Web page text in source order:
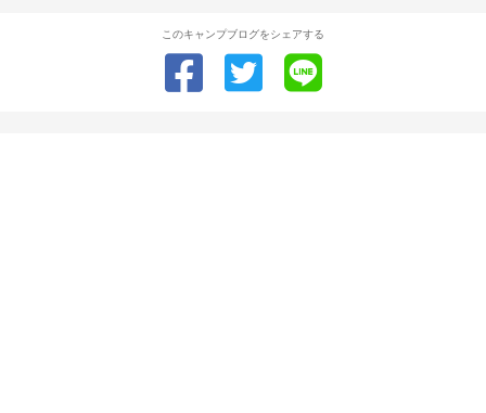
このキャンプブログをシェアする